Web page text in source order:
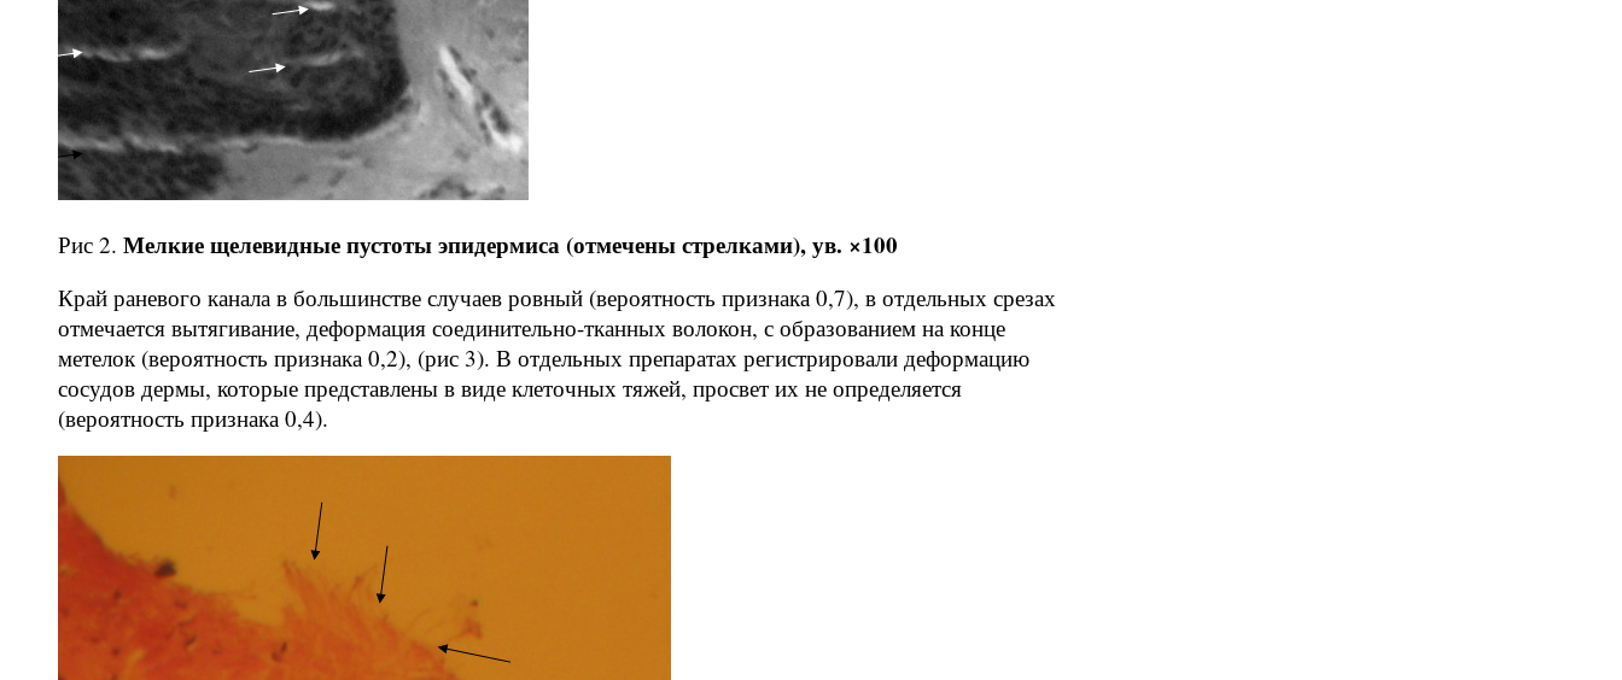
Рис 2. Мелкие щелевидные пустоты эпидермиса (отмечены стрелками), ув. ×100
Край раневого канала в большинстве случаев ровный (вероятность признака 0,7), в отдельных срезах
отмечается вытягивание, деформация соединительно-тканных волокон, с образованием на конце
метелок (вероятность признака 0,2), (рис 3). В отдельных препаратах регистрировали деформацию
сосудов дермы, которые представлены в виде клеточных тяжей, просвет их не определяется
(вероятность признака 0,4).